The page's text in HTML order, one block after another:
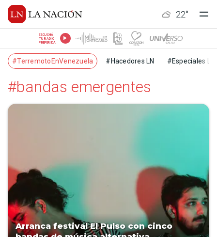
22°
ESCUCHÁ
TU RADIO
PREFERIDA
#TerremotoEnVenezuela #Hacedores LN #Especiales LN
#bandas emergentes
Arranca festival El Pulso con cinco